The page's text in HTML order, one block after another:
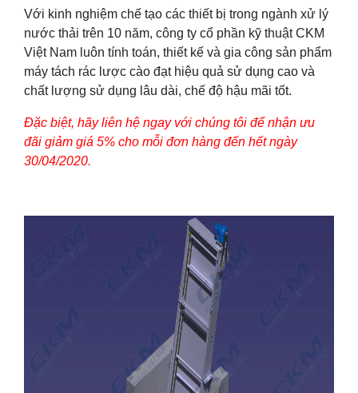
Với kinh nghiệm chế tạo các thiết bị trong ngành xử lý
nước thải trên 10 năm, công ty cổ phần kỹ thuật CKM
Việt Nam luôn tính toán, thiết kế và gia công sản phẩm
máy tách rác lược cào đạt hiệu quả sử dụng cao và
chất lượng sử dụng lâu dài, chế độ hậu mãi tốt.
Đặc biệt, hãy liên hệ ngay với chúng tôi để nhận ưu
đãi giảm giá 5% cho mỗi đơn hàng đến hết ngày
30/04/2020.